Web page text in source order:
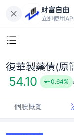
財富自由
立即使用
復華製
復華製藥債(原
54.10 -0.64%
個股概覽